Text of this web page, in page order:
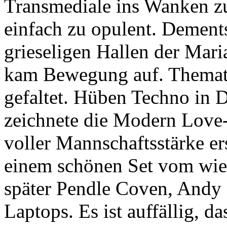
Transmediale ins Wanken
einfach zu opulent.
grieseligen Hallen der
kam Bewegung auf.
gefaltet. Hüben Techno in
zeichnete die Modern
voller Mannschaftsstärke
einem schönen Set vom
später Pendle Coven,
Laptops. Es ist auffällig,